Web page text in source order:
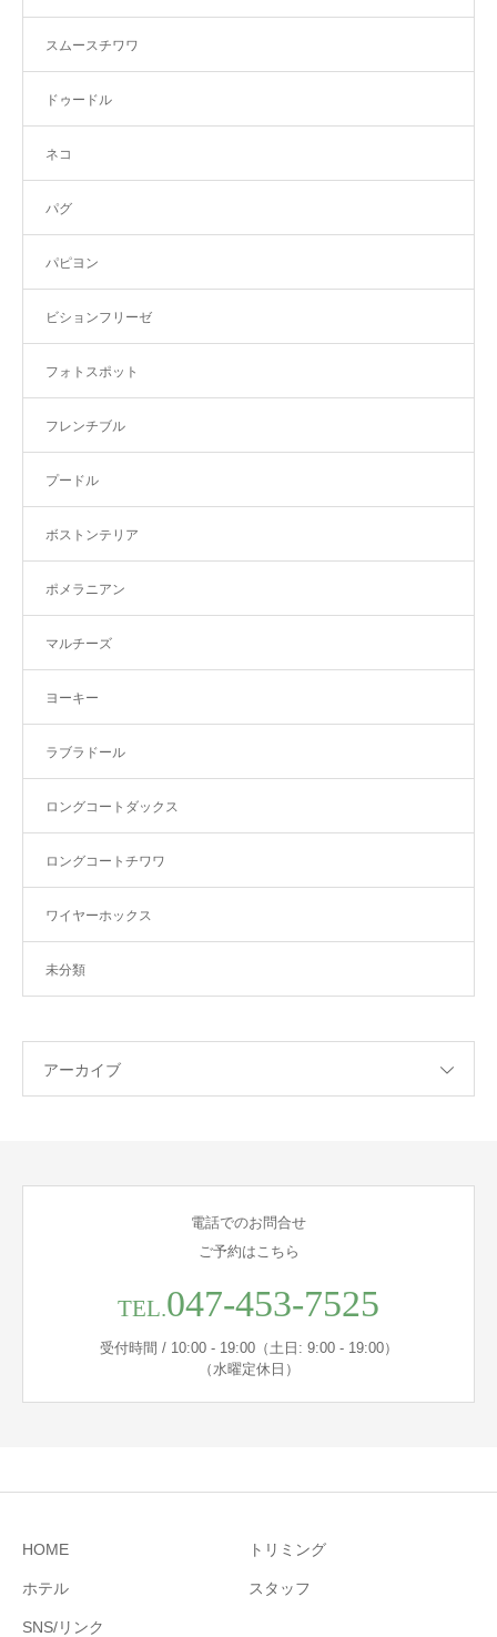
スムースチワワ
ドゥードル
ネコ
パグ
パピヨン
ビションフリーゼ
フォトスポット
フレンチブル
プードル
ボストンテリア
ポメラニアン
マルチーズ
ヨーキー
ラブラドール
ロングコートダックス
ロングコートチワワ
ワイヤーホックス
未分類
アーカイブ
電話でのお問合せ
ご予約はこちら
TEL.047-453-7525
受付時間 / 10:00 - 19:00（土日: 9:00 - 19:00）
（水曜定休日）
HOME トリミング
ホテル スタッフ
SNS/リンク